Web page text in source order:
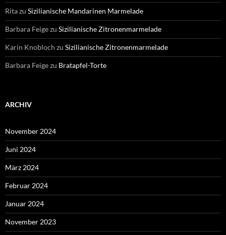
Ritazu Sizilianische Mandarinen Marmelade
Barbara Feigezu Sizilianische Zitronenmarmelade
Karin Knobloch zu Sizilianische Zitronenmarmelade
Barbara Feigezu Bratapfel-Torte
ARCHIV
November 2024
Juni 2024
März 2024
Februar 2024
Januar 2024
November 2023